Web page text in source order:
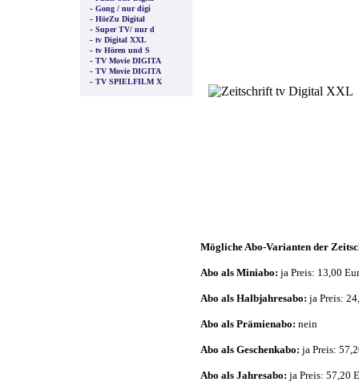
- Gong / nur digi
- HörZu Digital
- Super TV/ nur d
- tv Digital XXL
- tv Hören und S
- TV Movie DIGITA
- TV Movie DIGITA
- TV SPIELFILM X
Mögliche Abo-Varianten der
Abo als Miniabo: ja Preis: 13,00
Abo als Halbjahresabo: ja Preis:
Abo als Prämienabo: nein
Abo als Geschenkabo: ja Preis:
Abo als Jahresabo: ja Preis: 57,20